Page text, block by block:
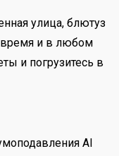
улица, блютуз
и в любом
и погрузитесь в
AI